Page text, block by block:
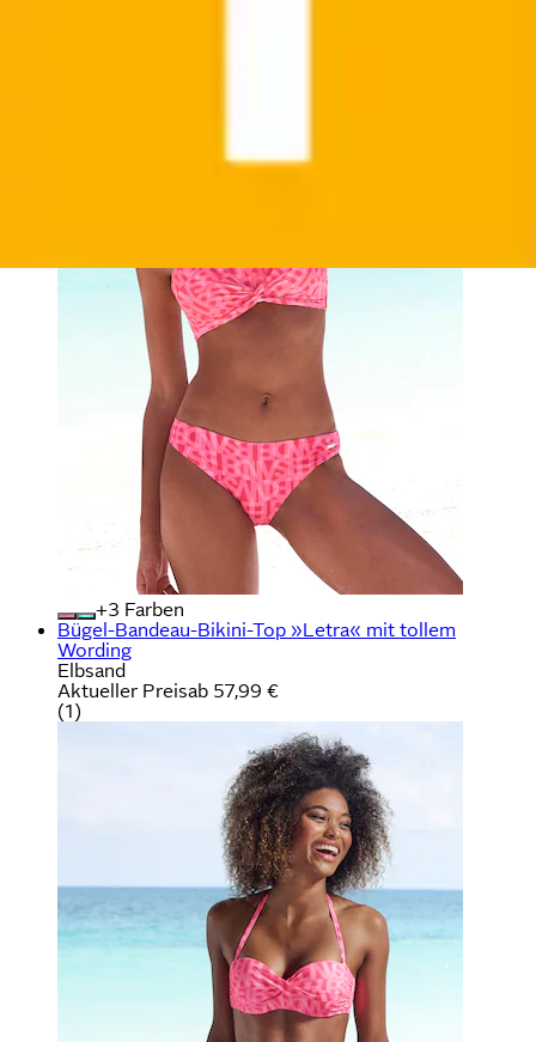
+
Farben
Bügel-Bandeau-Bikini-Top »Letra« mit tollem
Wording
Elbsand
Aktueller Preisab 57,99 €
(1)